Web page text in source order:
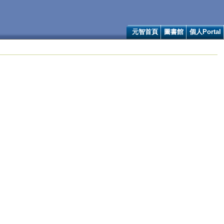
元智首頁 圖書館 個人Portal